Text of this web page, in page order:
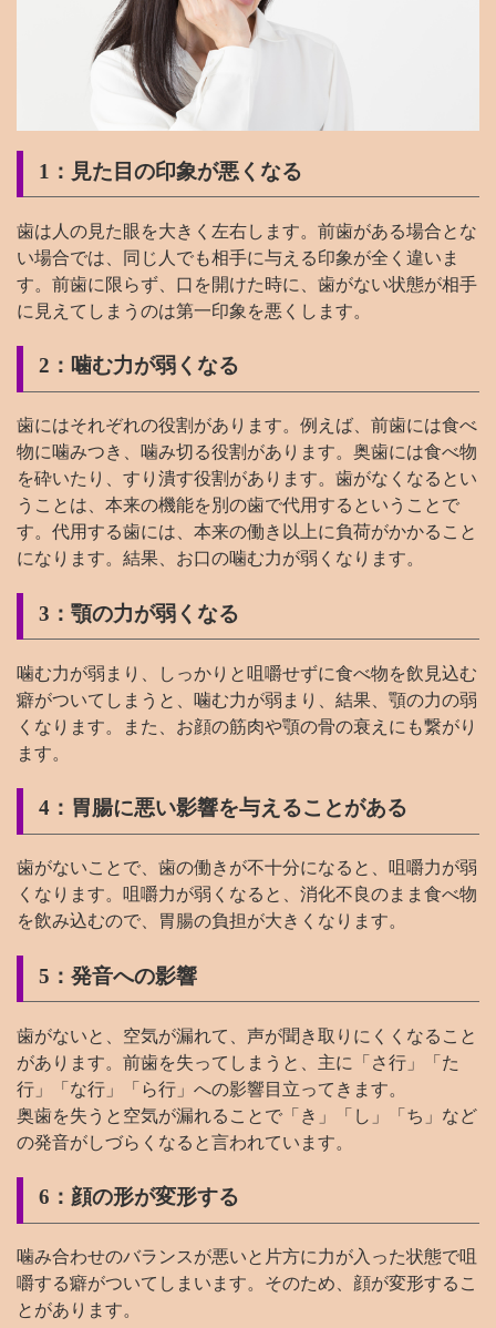
1：見た目の印象が悪くなる
歯は人の見た眼を大きく左右します。前歯がある場合とな
い場合では、同じ人でも相手に与える印象が全く違いま
す。前歯に限らず、口を開けた時に、歯がない状態が相手
に見えてしまうのは第一印象を悪くします。
2：噛む力が弱くなる
歯にはそれぞれの役割があります。例えば、前歯には食べ
物に噛みつき、噛み切る役割があります。奥歯には食べ物
を砕いたり、すり潰す役割があります。歯がなくなるとい
うことは、本来の機能を別の歯で代用するということで
す。代用する歯には、本来の働き以上に負荷がかかること
になります。結果、お口の噛む力が弱くなります。
3：顎の力が弱くなる
噛む力が弱まり、しっかりと咀嚼せずに食べ物を飲見込む
癖がついてしまうと、噛む力が弱まり、結果、顎の力の弱
くなります。また、お顔の筋肉や顎の骨の衰えにも繋がり
ます。
4：胃腸に悪い影響を与えることがある
歯がないことで、歯の働きが不十分になると、咀嚼力が弱
くなります。咀嚼力が弱くなると、消化不良のまま食べ物
を飲み込むので、胃腸の負担が大きくなります。
5：発音への影響
歯がないと、空気が漏れて、声が聞き取りにくくなること
があります。前歯を失ってしまうと、主に「さ行」「た
行」「な行」「ら行」への影響目立ってきます。
奥歯を失うと空気が漏れることで「き」「し」「ち」など
の発音がしづらくなると言われています。
6：顔の形が変形する
噛み合わせのバランスが悪いと片方に力が入った状態で咀
嚼する癖がついてしまいます。そのため、顔が変形するこ
とがあります。